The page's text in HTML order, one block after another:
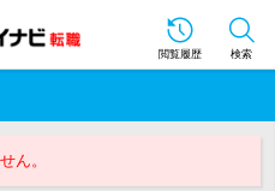
閲覧履歴 検索
ん。